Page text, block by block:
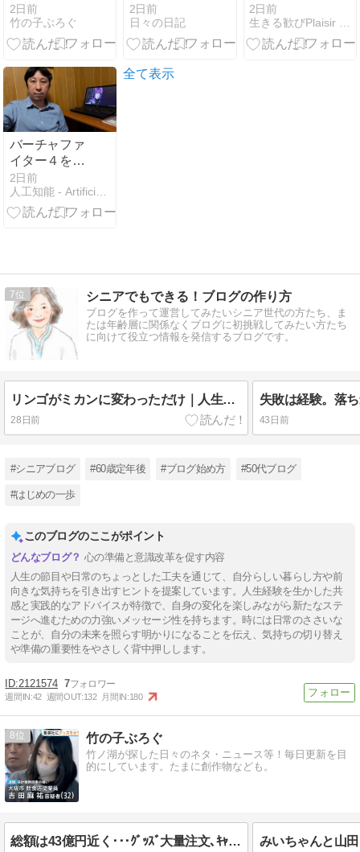
上の痕跡､ガン
ガン消され始
める
2日前
竹の子ぶろぐ
2日前
日々の日記
しかしら？
2日前
生きる歓びPlaisir deVivre
バーチャファ
イター４を久
しぶりに遊ん
だ
2日前
全て表示
7 シニアでもできる！ブログの作り方
ブログを作って運営してみたいシニア世代の方たち、ま
たは年齢層に関係なくブログに初挑戦してみたい方たち
に向けて役立つ情報を発信するブログです。
リンゴがミカンに変わっただけ｜人生は、同じテーマを形を変えて運んでくる
28日前 43日前
#シニアブログ #60歳定年後 #ブログ始め方 #50代ブログ
#はじめの一歩
このブログのここがポイント
心の準備と意識改革を促す内容
人生の節目や日常のちょっとした工夫を通じて、自分らしい暮らし方や前
向きな気持ちを引き出すヒントを提案しています。人生経験を生かした共
感と実践的なアドバイスが特徴で、自身の変化を楽しみながら新たなステ
ージへ進むための力強いメッセージ性を持ちます。時には⽇常のささいな
ことが、自分の未来を照らす明かりになることを伝え、気持ちの切り替え
や準備の重要性をやさしく背中押しします。
2121574 7
週間IN:42 週間OUT:132 月間IN:180
8 竹の子ぶろぐ
竹ノ湖が探した日々のネタ・ニュース等！毎日更新を目
的にしています。たまに創作物なども。
総額は43億円近く･･･ｸﾞｯｽﾞ大量注文､ｷｬﾝｾﾙ繰り返した女性逮捕